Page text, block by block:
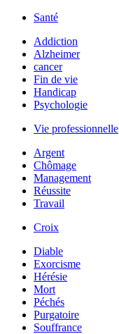
Santé
Addiction
Alzheimer
cancer
Fin de vie
Handicap
Psychologie
Vie professionnelle
Argent
Chômage
Management
Réussite
Travail
Croix
Diable
Exorcisme
Hérésie
Mort
Péchés
Purgatoire
Souffrance